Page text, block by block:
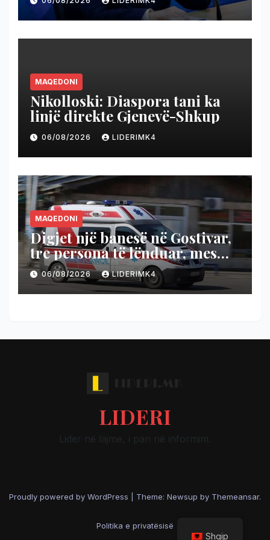
(Video)
MAQEDONI
Nikolloski: Diaspora tani ka
linjë direkte Gjenevë-Shkup
06/08/2026 LIDERIMK4
MAQEDONI
Digjet një banesë në Gostivar,
tre persona të lënduar, mes
tyre dy policë
06/08/2026 LIDERIMK4
LIDERI
Lider në lajme, i pari në informim.
Proudly powered by WordPress Theme: Newsup by Themeansar.
Politika e privatësisë
Shqip